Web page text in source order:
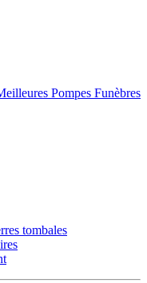
Pompes Funèbres
tombales